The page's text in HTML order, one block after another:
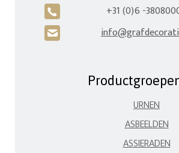
A +31 (0)6 -
H
URNEN
ASBEELDEN
ASSIERADEN